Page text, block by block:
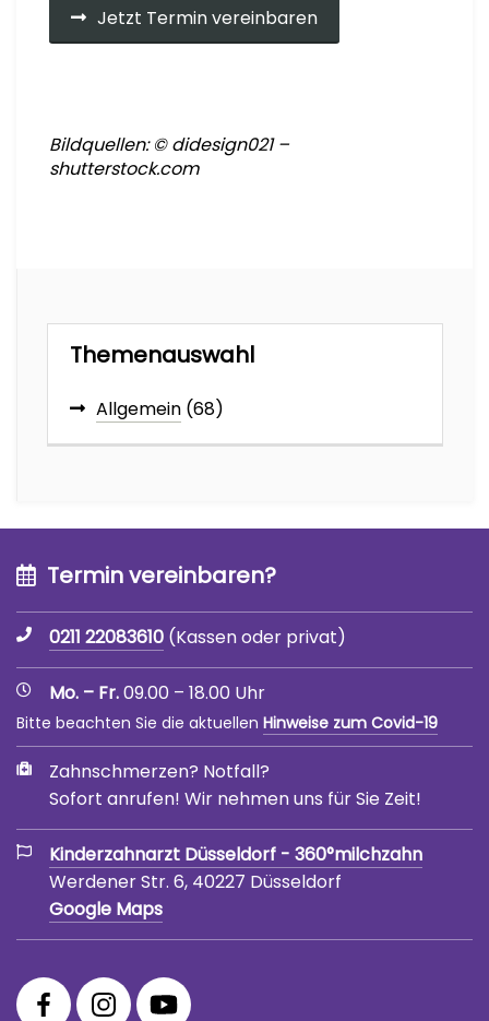
Jetzt Termin vereinbaren
Bildquellen: © didesign021 –
shutterstock.com
Themenauswahl
Allgemein (68)
Termin vereinbaren?
0211 22083610 (Kassen oder privat)
Mo. – Fr.09.00 – 18.00 Uhr
Bitte beachten Sie die aktuellen Hinweise zum Covid-19
Zahnschmerzen? Notfall?
Sofort anrufen! Wir nehmen uns für Sie Zeit!
Kinderzahnarzt Düsseldorf - 360°milchzahn
Werdener Str. 6, 40227 Düsseldorf
Google Maps
360°
Facebook
360°
Instagram
360°
YouTube